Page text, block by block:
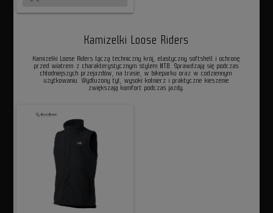
Kamizelki Loose Riders
Kamizelki Loose Riders łączą techniczny krój, elastyczny softshell i ochronę
przed wiatrem z charakterystycznym stylem MTB. Sprawdzają się podczas
chłodniejszych przejazdów, na trasie, w bikeparku oraz w codziennym
użytkowaniu. Wydłużony tył, wysoki kołnierz i praktyczne kieszenie
zwiększają komfort podczas jazdy.